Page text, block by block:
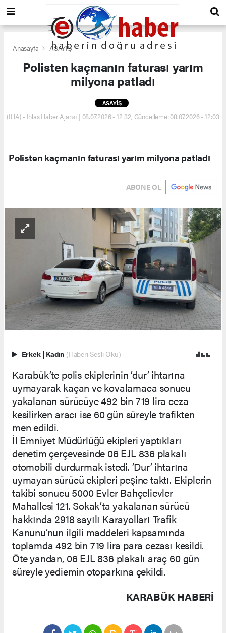
Anasayfa ASAYİŞ
Polisten kaçmanın faturası yarım
milyona patladı
ASAYİŞ
(İHA) - İhlas Haber Ajansı | 08.07.2026 - 12:32, Güncelleme: 08.07.2026 - 12:03
Polisten kaçmanın faturası yarım milyona patladı
ABONE OL
Erkek | Kadın (Haberi Sesli Oku)
Karabük’te polis ekiplerinin ’dur’ ihtarına
uymayarak kaçan ve kovalamaca sonucu
yakalanan sürücüye 492 bin 719 lira ceza
kesilirken aracı ise 60 gün süreyle trafikten
men edildi.
İl Emniyet Müdürlüğü ekipleri yaptıkları
denetim çerçevesinde 06 EJL 836 plakalı
otomobili durdurmak istedi. ’Dur’ ihtarına
uymayan sürücü ekipleri peşine taktı. Ekiplerin
takibi sonucu 5000 Evler Bahçelievler
Mahallesi 121. Sokak’ta yakalanan sürücü
hakkında 2918 sayılı Karayolları Trafik
Kanunu’nun ilgili maddeleri kapsamında
toplamda 492 bin 719 lira para cezası kesildi.
Öte yandan, 06 EJL 836 plakalı araç 60 gün
süreyle yediemin otoparkına çekildi.
KARABÜK HABERİ